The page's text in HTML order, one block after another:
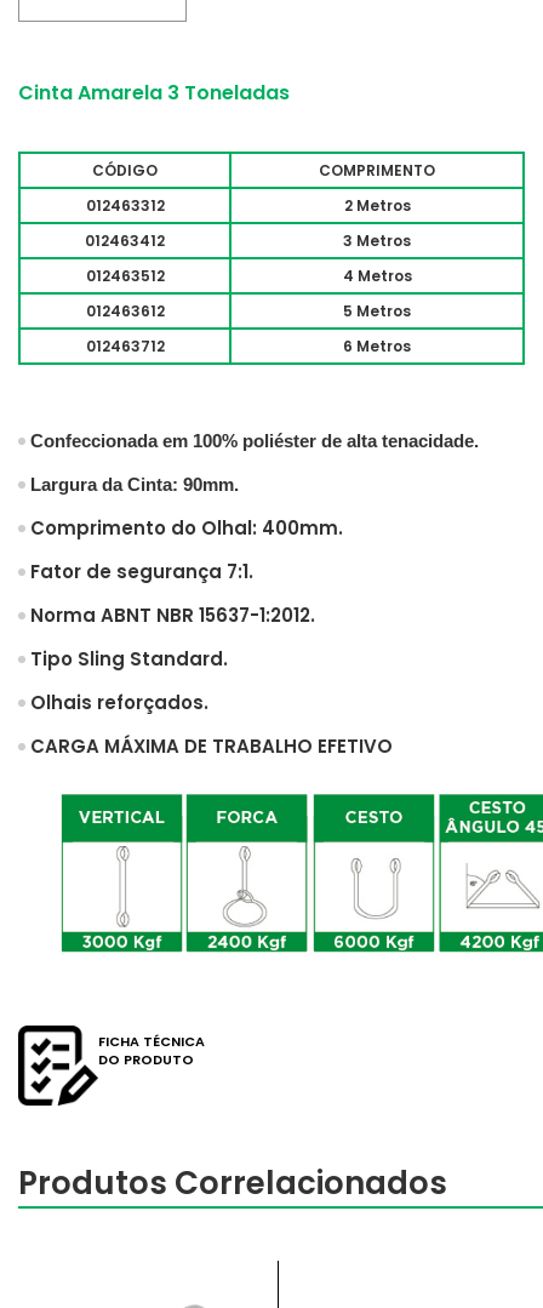
Cinta Amarela 3 Toneladas
CÓDIGO
COMPRIMENTO
012463312
2 Metros
012463412
3 Metros
012463512
4 Metros
012463612
5 Metros
012463712
6 Metros
Confeccionada em 100% poliéster de alta tenacidade.
Largura da Cinta: 90mm.
Comprimento do Olhal: 400mm.
Fator de segurança 7:1.
Norma ABNT NBR 15637-1:2012.
Tipo Sling Standard.
Olhais reforçados.
CARGA MÁXIMA DE TRABALHO EFETIVO
FICHA TÉCNICA
DO PRODUTO
Produtos Correlacionados